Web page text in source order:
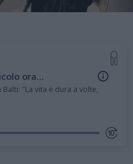
ora...
"La vita è dura a volte,